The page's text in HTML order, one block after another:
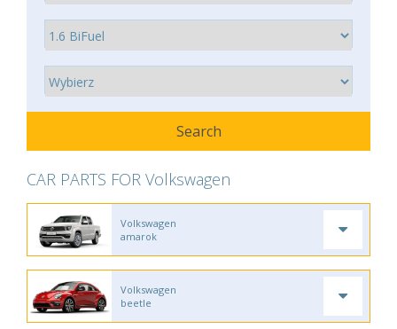
CAR PARTS FOR Volkswagen
Volkswagen
amarok
Volkswagen
beetle